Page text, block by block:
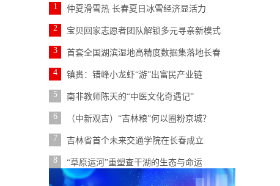
1 仲夏滑雪热 长春夏日冰雪经济显活力
2 宝贝回家志愿者团队解锁多元寻亲新模式
3 首套全国湖滨湿地高精度数据集落地长春
4 镇赉：错峰小龙虾“游”出富民产业链
5 南非教师陈天的“中医文化奇遇记”
6 （中新观吉）“吉林粮”何以圈粉京城？
7 吉林省首个未来交通学院在长春成立
8 “草原运河”重塑查干湖的生态与命运